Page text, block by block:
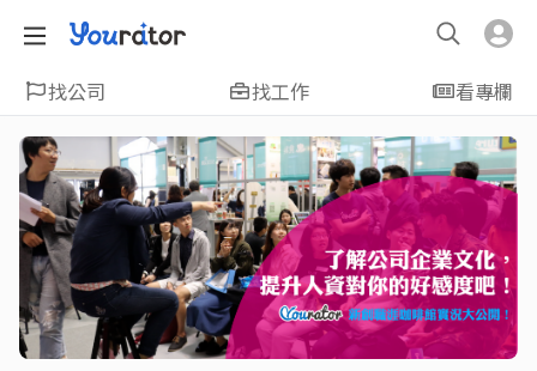
找公司 找工作 看專欄